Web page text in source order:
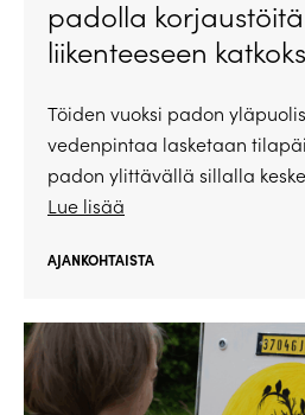
padolla
liikenteeseen
Töiden vuoksi padon
vedenpintaa lasketaan
padon ylittävällä sillalla
Lue lisää
AJANKOHTAISTA